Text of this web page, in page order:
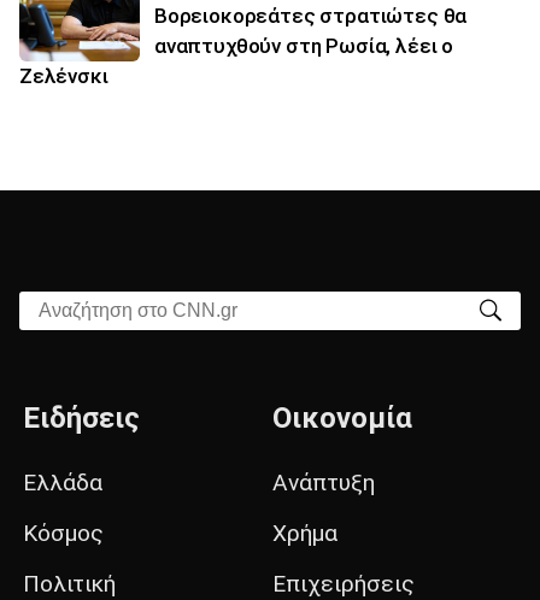
Βορειοκορεάτες στρατιώτες θα
αναπτυχθούν στη Ρωσία, λέει ο
Ζελένσκι
Αναζήτηση στο CNN.gr
Ειδήσεις
Ελλάδα
Κόσμος
Πολιτική
Οικονομία
Ανάπτυξη
Χρήμα
Επιχειρήσεις